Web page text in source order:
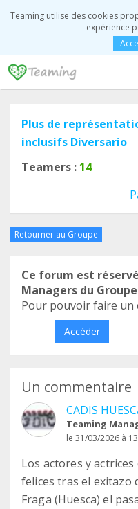
Teaming utilise des cookies
expérience
Plus de
inclusifs Diversario
Teamers : 14
Retourner au Groupe
Ce forum est
Managers du
Pour pouvoir faire un
Accéder
Un commentaire
CADIS
Teaming
le 31/03/2026 à
Los actores y
felices tras el exitazo
Fraga (Huesca) el